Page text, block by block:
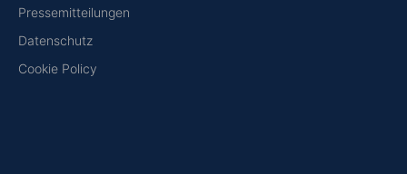
Pressemitteilungen
Datenschutz
Cookie Policy